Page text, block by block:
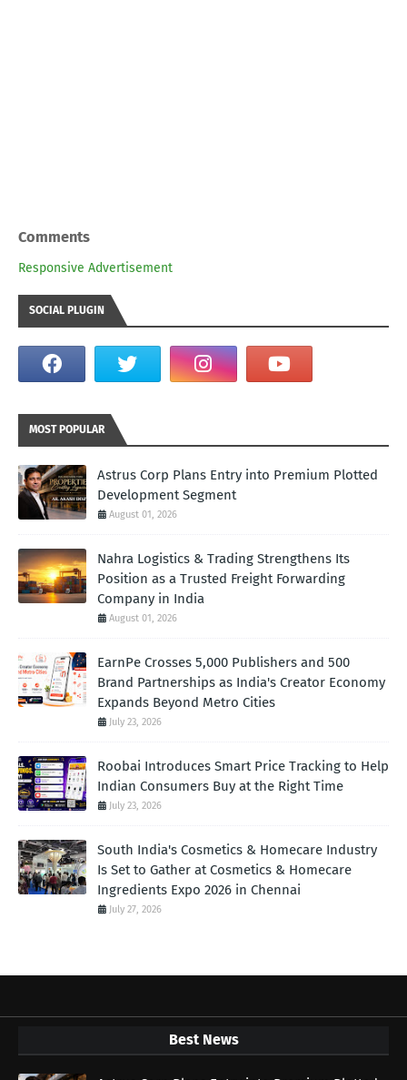
Comments
Responsive Advertisement
SOCIAL PLUGIN
MOST POPULAR
Astrus Corp Plans Entry into Premium Plotted
Development Segment
August 01, 2026
Nahra Logistics & Trading Strengthens Its
Position as a Trusted Freight Forwarding
Company in India
August 01, 2026
EarnPe Crosses 5,000 Publishers and 500
Brand Partnerships as India's Creator Economy
Expands Beyond Metro Cities
July 23, 2026
Roobai Introduces Smart Price Tracking to Help
Indian Consumers Buy at the Right Time
July 23, 2026
South India's Cosmetics & Homecare Industry
Is Set to Gather at Cosmetics & Homecare
Ingredients Expo 2026 in Chennai
July 27, 2026
Best News